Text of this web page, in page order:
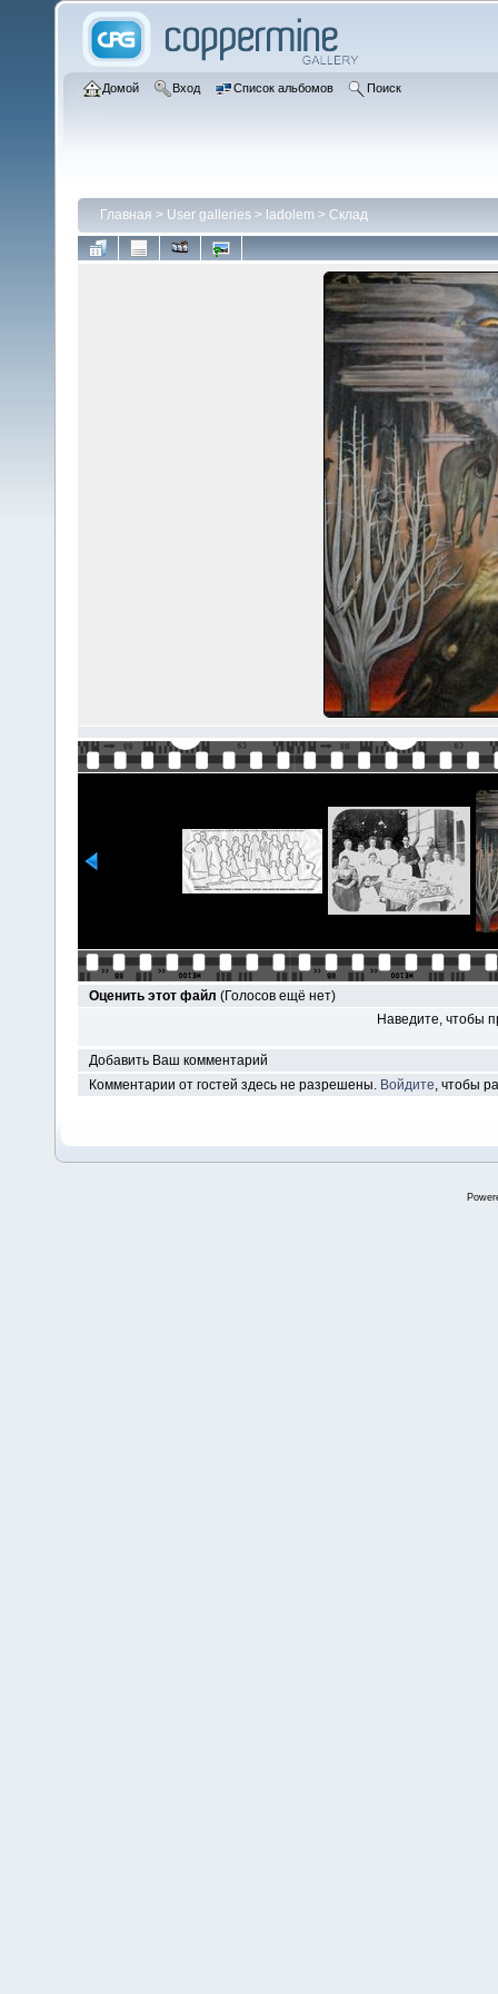
Домой Вход Список альбомов Поиск
Главная > User galleries > ladolem > Склад
Оценить этот файл (Голосов ещё нет)
Наведите, чтобы
Добавить Ваш комментарий
Комментарии от гостей здесь не разрешены. Войдите, чтобы